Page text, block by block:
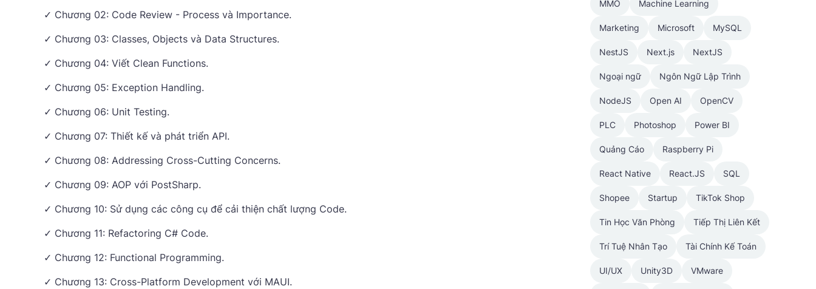
✓ Chương 02: Code Review - Process và Importance.
✓ Chương 03: Classes, Objects và Data Structures.
✓ Chương 04: Viết Clean Functions.
✓ Chương 05: Exception Handling.
✓ Chương 06: Unit Testing.
✓ Chương 07: Thiết kế và phát triển API.
✓ Chương 08: Addressing Cross-Cutting Concerns.
✓ Chương 09: AOP với PostSharp.
✓ Chương 10: Sử dụng các công cụ để cải thiện chất lượng Code.
✓ Chương 11: Refactoring C# Code.
✓ Chương 12: Functional Programming.
✓ Chương 13: Cross-Platform Development với MAUI.
MMO Machine Learning
Marketing Microsoft MySQL
NestJS Next.js NextJS
Ngoại ngữ Ngôn Ngữ Lập Trình
NodeJS Open AI OpenCV
PLC Photoshop Power BI
Quảng Cáo Raspberry Pi
React Native React.JS SQL
Shopee Startup TikTok Shop
Tin Học Văn Phòng Tiếp Thị Liên Kết
Trí Tuệ Nhân Tạo Tài Chính Kế Toán
UI/UX Unity3D VMware